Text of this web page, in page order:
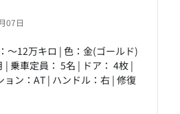
07日
～12万キロ | 色：金(ゴールド)
| 乗車定員： 5名 | ドア： 4枚 |
ン：AT | ハンドル：右 | 修復